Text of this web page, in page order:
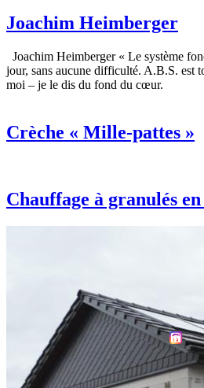
Joachim Heimberger
Joachim Heimberger « Le système
jour, sans aucune difficulté. A.B.S. est
moi – je le dis du fond du cœur.
Crèche « Mille-pattes »
Chauffage à granulés en